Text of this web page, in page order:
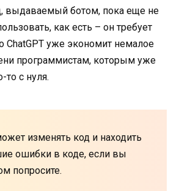
выдаваемый ботом, пока еще не
как есть – он требует
ChatGPT уже экономит немалое
программистам, которым уже
то с нуля.
изменять код и находить
ошибки в коде, если вы
попросите.